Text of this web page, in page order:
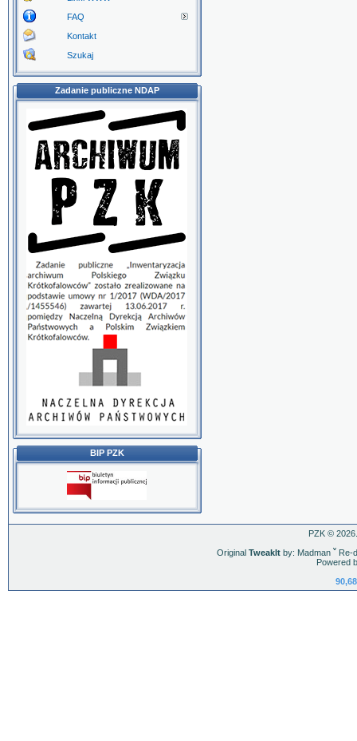
FAQ
Kontakt
Szukaj
Zadanie publiczne NDAP
BIP PZK
PZK ©
Original TweakItby: Madman ˇRe-
Powered